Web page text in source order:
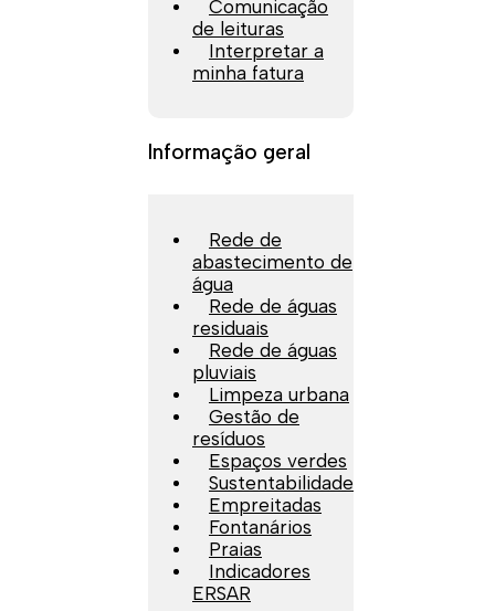
Comunicação
de leituras
Interpretar a
minha fatura
Informação geral
Rede de
abastecimento de
água
Rede de águas
residuais
Rede de águas
pluviais
Limpeza urbana
Gestão de
resíduos
Espaços verdes
Sustentabilidade
Empreitadas
Fontanários
Praias
Indicadores
ERSAR